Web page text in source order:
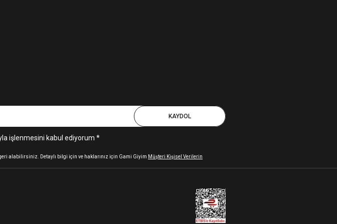
KAYDOL
işlenmesini kabul ediyorum *
alabilirsiniz. Detaylı bilgi için ve haklarınız için Gami Giyim Müşteri Kişisel Verilerin